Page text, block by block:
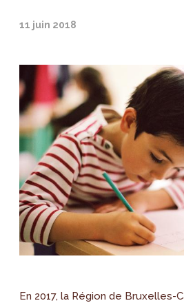
11 juin 2018
En 2017, la Région de Bruxelles-